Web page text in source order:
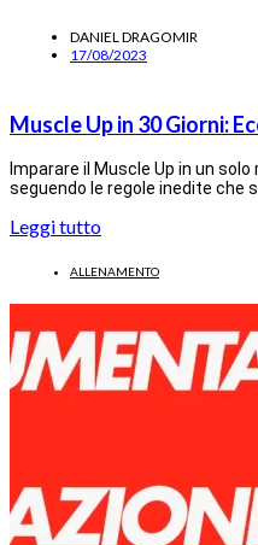
DANIEL DRAGOMIR
17/08/2023
Muscle Up in 30 Giorni:
Imparare il Muscle Up in un
seguendo le regole inedite che
Leggi tutto
ALLENAMENTO